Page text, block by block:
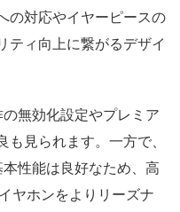
の対応やイヤーピースの
ティ向上に繋がるデザイ
無効化設定やプレミア
も見られます。一方で、
性能は良好なため、高
ヤホンをよりリーズナ